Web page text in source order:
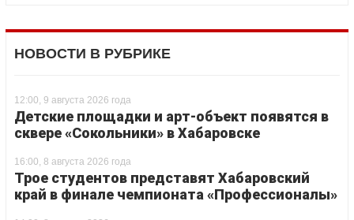
НОВОСТИ В РУБРИКЕ
12:00, 9 августа 2026 года
Детские площадки и арт-объект появятся в
сквере «Сокольники» в Хабаровске
16:00, 8 августа 2026 года
Трое студентов представят Хабаровский
край в финале чемпионата «Профессионалы»